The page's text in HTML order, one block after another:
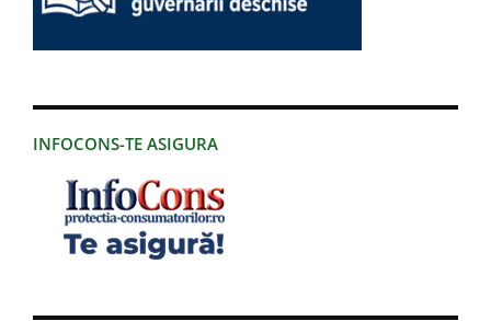
INFOCONS-TE ASIGURA